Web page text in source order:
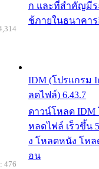
ก และที่สำคัญมีร
ช้ภายในธนาคา
IDM (โปรแกรม
ลดไฟล์) 6.43.7
ดาวน์โหลด IDM
หลดไฟล์ เร็วขึ้น
ง โหลดหนัง โหล
อน
476